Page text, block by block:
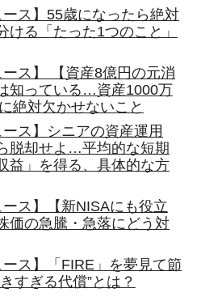
ース】55歳になったら絶対
る「たった1つのこと」
ース】 【資産8億円の元消
知っている…資産1000万
絶対欠かせないこと
ース】シニアの資産運用
脱却せよ…平均的な短期
益」を得る、具体的な方
ース】【新NISAにも役立
価の急騰・急落にどう対
ース】「FIRE」を夢見て節
すぎる代償”とは？